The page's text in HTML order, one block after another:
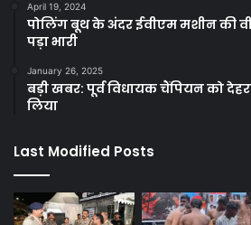
April 19, 2024
पोलिंग बूथ के अंदर ईवीएम मशीन की
पड़ा भारी
January 26, 2025
बड़ी खबर: पूर्व विधायक चैंपियन को
लिया
Last Modified Posts